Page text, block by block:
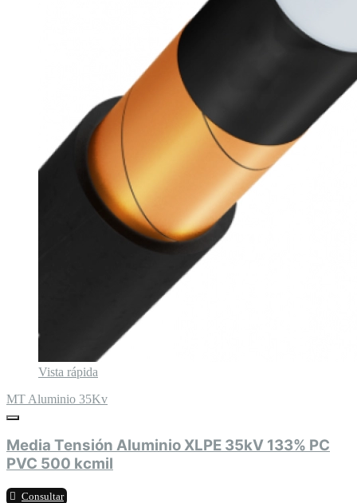
Vista rápida
MT Aluminio 35Kv
Media Tensión Aluminio XLPE 35kV 133% PC
PVC 500 kcmil
Consultar